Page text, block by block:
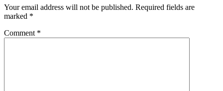
Your email address will not be published. Required fields are
marked *
Comment *